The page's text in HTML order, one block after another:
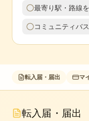
最寄り駅・路線
コミュニティバ
転入届・届出 マ
転入届・届出